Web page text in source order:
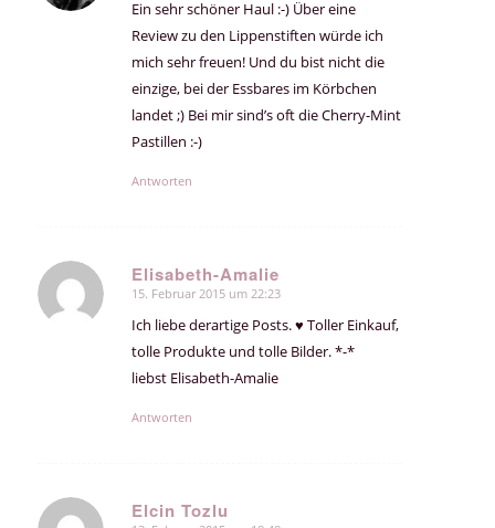
Ein sehr schöner Haul :-) Über eine
Review zu den Lippenstiften würde ich
mich sehr freuen! Und du bist nicht die
einzige, bei der Essbares im Körbchen
landet ;) Bei mir sind’s oft die Cherry-Mint
Pastillen :-)
Antworten
Elisabeth-Amalie
sagte:
15. Februar 2015 um 22:23
Ich liebe derartige Posts. ♥ Toller Einkauf,
tolle Produkte und tolle Bilder. *-*
liebst Elisabeth-Amalie
Antworten
Elcin Tozlu